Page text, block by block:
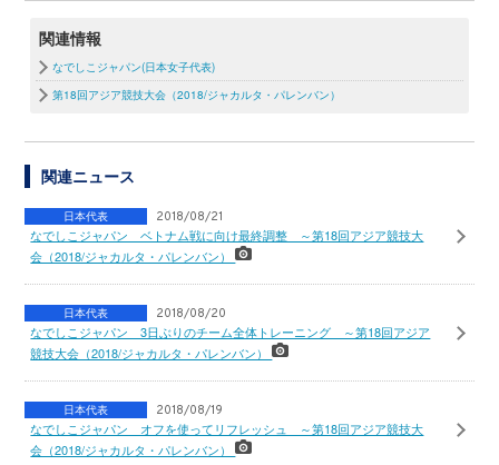
関連情報
なでしこジャパン(日本女子代表)
第18回アジア競技大会（2018/ジャカルタ・パレンバン）
関連ニュース
日本代表 2018/08/21
なでしこジャパン ベトナム戦に向け最終調整 ～第18回アジア競技大
会（2018/ジャカルタ・パレンバン）
日本代表 2018/08/20
なでしこジャパン 3日ぶりのチーム全体トレーニング ～第18回アジア
競技大会（2018/ジャカルタ・パレンバン）
日本代表 2018/08/19
なでしこジャパン オフを使ってリフレッシュ ～第18回アジア競技大
会（2018/ジャカルタ・パレンバン）